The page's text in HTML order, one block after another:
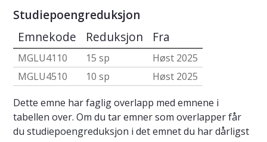
Studiepoengreduksjon
Emnekode Reduksjon Fra
MGLU4110 15 sp
Høst 2025
MGLU4510
10 sp
Høst 2025
Dette emne har faglig overlapp med emnene i
tabellen over. Om du tar emner som overlapper får
du studiepoengreduksjon i det emnet du har dårligst